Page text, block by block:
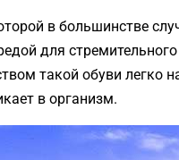
в большинстве
для
такой обуви легко
в организм.